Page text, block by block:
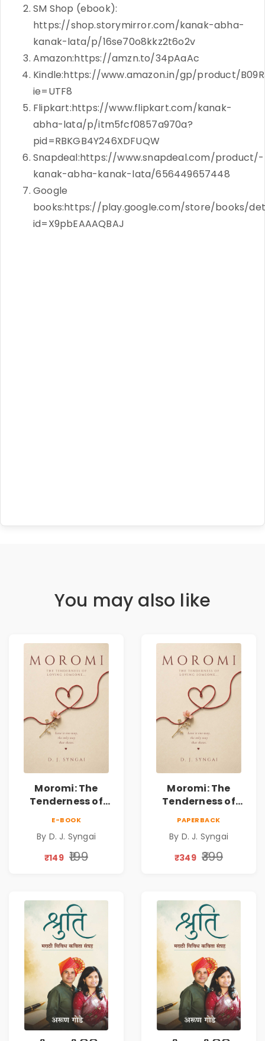
SM Shop (ebook):
https://shop.storymirror.com/kanak-abha-
kanak-lata/p/16se70o8kkz2t6o2v
Amazon:https://amzn.to/34pAaAc
Kindle:https://www.amazon.in/gp/product/
ie=UTF8
Flipkart:https://www.flipkart.com/kanak-
abha-lata/p/itm5fcf0857a970a?
pid=RBKGB4Y246XDFUQW
Snapdeal:https://www.snapdeal.com/product/-
kanak-abha-kanak-lata/656449657448
Google
books:https://play.google.com/store/books/
id=X9pbEAAAQBAJ
You may also like
Moromi: The
Tenderness of
Collection on
Unrequited Love,
Resilience
E-BOOK
By D. J. Syngai
₹149 ₹199
Moromi: The
Tenderness of
Collection on
Unrequited Love,
Resilience
PAPERBACK
By D. J. Syngai
₹349 ₹399